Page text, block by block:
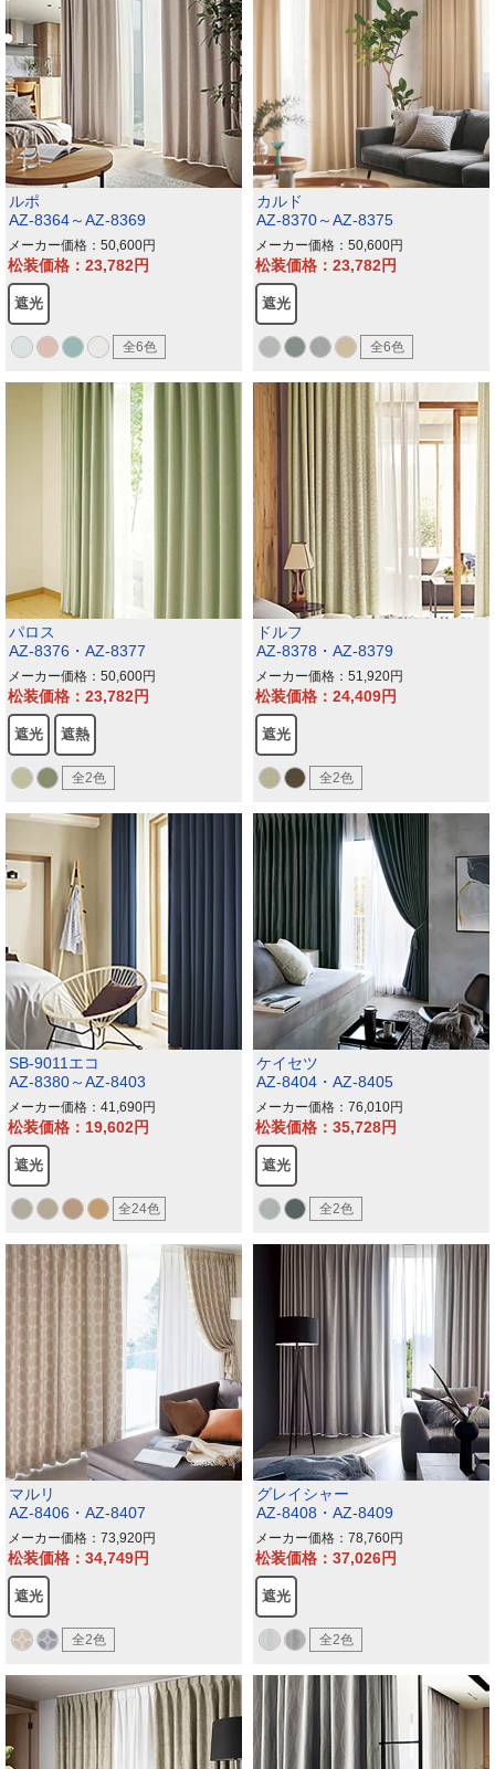
ルポ
AZ-8364～AZ-8369
メーカー価格：50,600
松装価格：23,782
遮光
全6色
カルド
AZ-8370～AZ-8375
メーカー価格：50,600
松装価格：23,782
遮光
全6色
パロス
AZ-8376・AZ-8377
メーカー価格：50,600
松装価格：23,782
遮光 遮熱
全2色
ドルフ
AZ-8378・AZ-8379
メーカー価格：51,920
松装価格：24,409
遮光
全2色
SB-9011エコ
AZ-8380～AZ-8403
メーカー価格：41,690
松装価格：19,602
遮光
全24色
ケイセツ
AZ-8404・AZ-8405
メーカー価格：76,010
松装価格：35,728
遮光
全2色
マルリ
AZ-8406・AZ-8407
メーカー価格：73,920
松装価格：34,749
遮光
全2色
グレイシャー
AZ-8408・AZ-8409
メーカー価格：78,760
松装価格：37,026
遮光
全2色